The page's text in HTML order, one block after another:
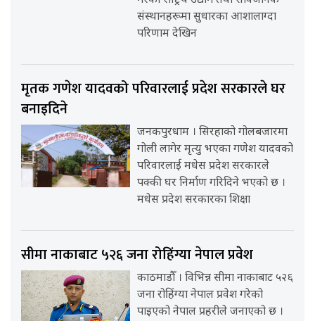
संस्थानहरूमा सुधारका आशालाग्दा
परिणाम देखिन
मृतक गणेश यादवको परिवारलाई प्रदेश सरकारले घर
बनाइदिने
जनकपुरधाम । सिरहाको गोलबजारमा
गोली लागेर मृत्यु भएका गणेश यादवको
परिवारलाई मधेस प्रदेश सरकारले
पक्की घर निर्माण गरिदिने भएको छ ।
मधेस प्रदेश सरकारका शिक्षा
सीमा नाकाबाट ५२६ जना रोहिंग्या नेपाल प्रवेश
काठमाडौँ । विभिन्न सीमा नाकाबाट ५२६
जना रोहिंग्या नेपाल प्रवेश गरेको
पाइएको नेपाल प्रहरीले जनाएको छ ।